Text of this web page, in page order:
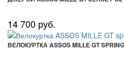
14 700 руб.